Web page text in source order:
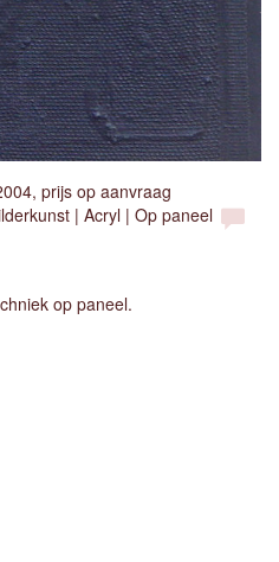
prijs op aanvraag
| Acryl | Op paneel
op paneel.